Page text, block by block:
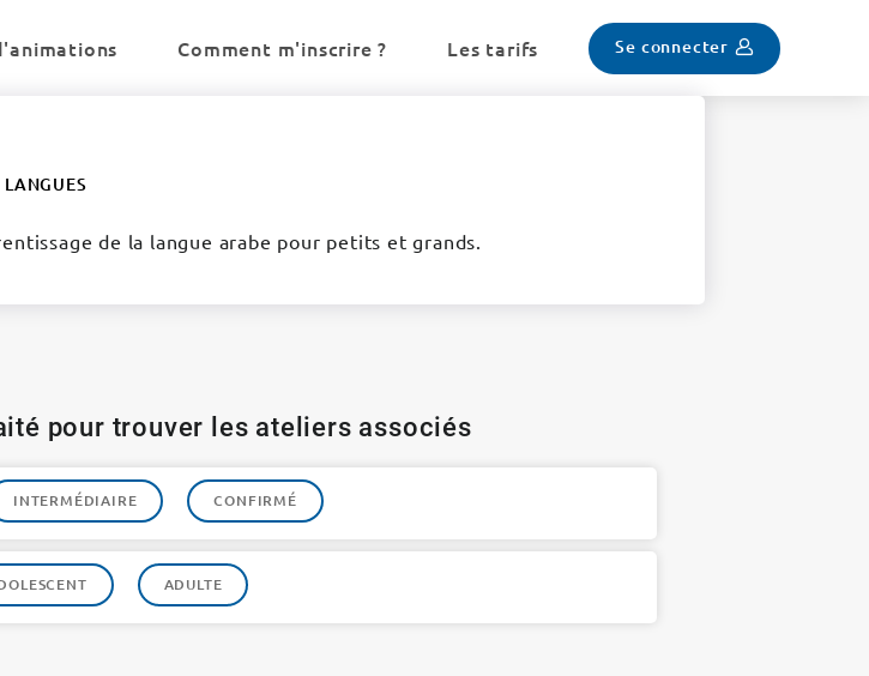
Comment m'inscrire ? Les tarifs Se connecter
LANGUES
de la langue arabe pour petits et grands.
pour trouver les ateliers associés
INTERMÉDIAIRE CONFIRMÉ
ADULTE